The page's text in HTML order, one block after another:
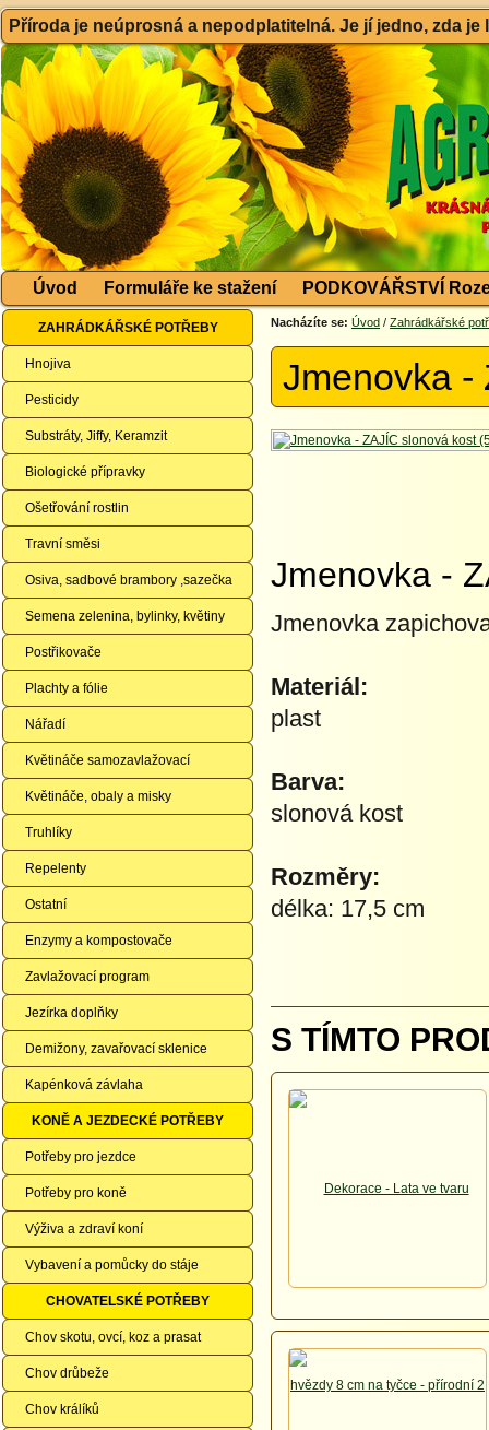
Příroda je neúprosná a nepodplatitelná. Je jí jedno, zda
Úvod Formuláře ke stažení PODKOVÁŘSTVÍ
ZAHRÁDKÁŘSKÉ POTŘEBY
Hnojiva
Pesticidy
Substráty, Jiffy, Keramzit
Biologické přípravky
Ošetřování rostlin
Travní směsi
Osiva, sadbové brambory ,sazečka
Semena zelenina, bylinky, květiny
Postřikovače
Plachty a fólie
Nářadí
Květináče samozavlažovací
Květináče, obaly a misky
Truhlíky
Repelenty
Ostatní
Enzymy a kompostovače
Zavlažovací program
Jezírka doplňky
Demižony, zavařovací sklenice
Kapénková závlaha
KONĚ A JEZDECKÉ POTŘEBY
Potřeby pro jezdce
Potřeby pro koně
Výživa a zdraví koní
Vybavení a pomůcky do stáje
CHOVATELSKÉ POTŘEBY
Chov skotu, ovcí, koz a prasat
Chov drůbeže
Chov králíků
Nacházíte se: Úvod / Zahrádkářské
Jmenovka -
Jmenovka -
Jmenovka
Materiál:
plast
Barva:
slonová kost
Rozměry:
délka: 17,5 cm
S TÍMTO